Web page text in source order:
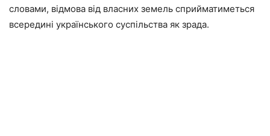
словами, відмова від власних земель сприйматиметься
всередині українського суспільства як зрада.